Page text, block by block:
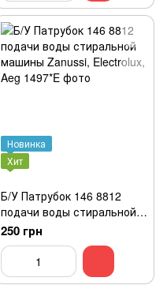
Новинка
Хит
Б/У Патрубок 146 8812
подачи воды стиральной
машины Zanussi, Electrolux,
Aeg
250 грн